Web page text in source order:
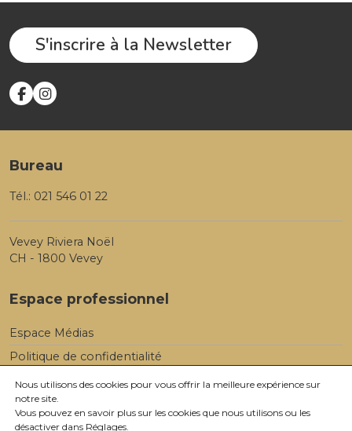
S'inscrire à la Newsletter
Bureau
Tél.: 021 546 01 22
Vevey Riviera Noël
CH - 1800 Vevey
Espace professionnel
Espace Médias
Politique de confidentialité
Nous utilisons des cookies pour vous offrir la meilleure expérience sur
notre site.
Vous pouvez en savoir plus sur les cookies que nous utilisons ou les
désactiver dans Réglages.